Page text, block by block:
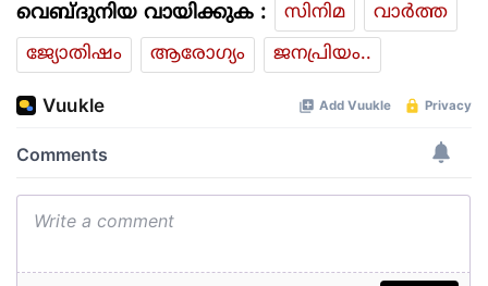
വെബ്ദുനിയ വായിക്കുക : സിനിമ
വാര്‍ത്ത
ജ്യോതിഷം
ആരോഗ്യം ജനപ്രിയം..